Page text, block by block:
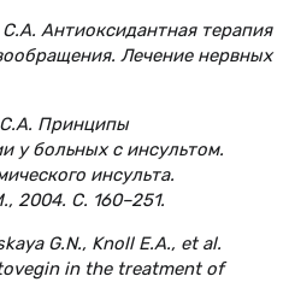
Антиоксидантная терапия
Лечение нервных
Принципы
у больных с инсультом.
инсульта.
2004. С. 160–251.
G.N., Knoll E.A., et al.
in the treatment of